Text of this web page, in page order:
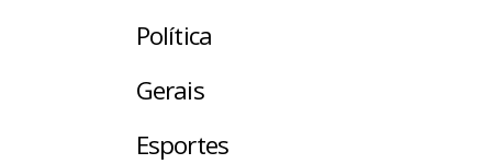
Política
Gerais
Esportes